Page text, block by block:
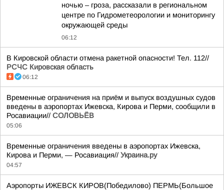
ночью – гроза, рассказали в региональном
центре по Гидрометеорологии и мониторингу
окружающей среды
06:12
В Кировской области отмена ракетной опасности! Тел. 112//
РСЧС Кировская область
06:12
Временные ограничения на приём и выпуск воздушных судов
введены в аэропортах Ижевска, Кирова и Перми, сообщили в
Росавиации// СОЛОВЬЁВ
05:06
Временные ограничения введены в аэропортах Ижевска,
Кирова и Перми, — Росавиация// Украина.ру
04:57
Аэропорты ИЖЕВСК КИРОВ(Победилово) ПЕРМЬ(Большое